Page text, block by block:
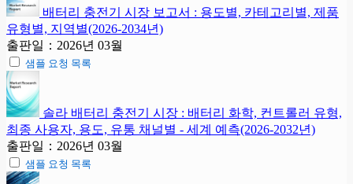
배터리 충전기 시장 보고서 : 용도별, 카테고리별, 제품
유형별, 지역별(2026-2034년)
출판일：2026년 03월
샘플 요청 목록
솔라 배터리 충전기 시장 : 배터리 화학, 컨트롤러 유형,
최종 사용자, 용도, 유통 채널별 - 세계 예측(2026-2032년)
출판일：2026년 03월
샘플 요청 목록